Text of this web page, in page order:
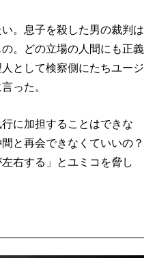
。息子を殺した男の裁判は
。どの立場の人間にも正義
として検察側にたちユージ
った。
に加担することはできな
と再会できなくていいの？
右する」とユミコを脅し